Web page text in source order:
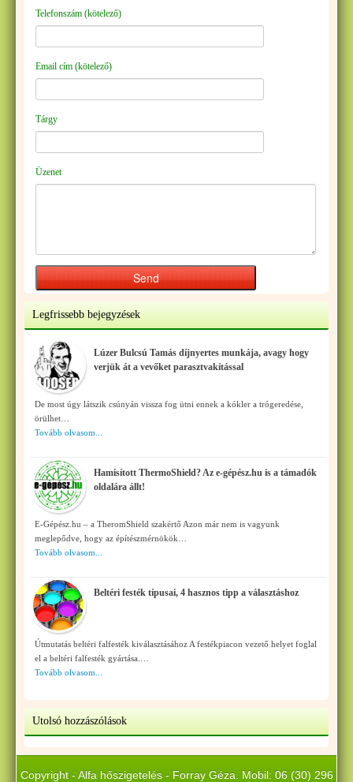
Telefonszám (kötelező)
Email cím (kötelező)
Tárgy
Üzenet
Legfrissebb bejegyzések
Lúzer Bulcsú Tamás díjnyertes munkája, avagy hogy
verjük át a vevőket parasztvakítással
De most úgy látszik csúnyán vissza fog ütni ennek a kókler a trógeredése,
örülhet…
Tovább olvasom...
Hamisított ThermoShield? Az e-gépész.hu is a támadók
oldalára állt!
E-Gépész.hu – a TheromShield szakértő Azon már nem is vagyunk
meglepődve, hogy az építészmérnökök…
Tovább olvasom...
Beltéri festék típusai, 4 hasznos tipp a választáshoz
Útmutatás beltéri falfesték kiválasztásához A festékpiacon vezető helyet foglal
el a beltéri falfesték gyártása.…
Tovább olvasom...
Utolsó hozzászólások
Copyright - Alfa hőszigetelés - Forray Géza. Mobil: 06 (30) 296